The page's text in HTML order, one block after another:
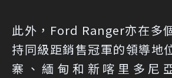
此外，Ford Ranger亦在多
持同級距銷售冠軍的領導地
寨、緬甸和新喀里多尼